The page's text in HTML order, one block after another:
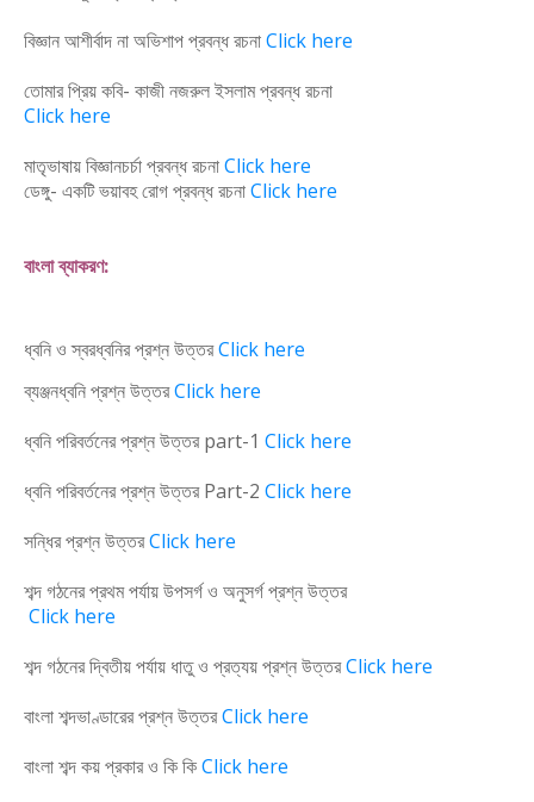
বিজ্ঞান আশীর্বাদ না অভিশাপ প্রবন্ধ রচনাClick here
তোমার প্রিয় কবি- কাজী নজরুল ইসলাম প্রবন্ধ রচনা
Click here
মাতৃভাষায় বিজ্ঞানচর্চা প্রবন্ধ রচনাClick here
ডেঙ্গু- একটি ভয়াবহ রোগ প্রবন্ধ রচনাClick here
বাংলা ব্যাকরণ:
ধ্বনি ও স্বরধ্বনির প্রশ্ন উত্তরClick here
ব্যঞ্জনধ্বনি প্রশ্ন উত্তরClick here
ধ্বনি পরিবর্তনের প্রশ্ন উত্তর part-1 Click here
ধ্বনি পরিবর্তনের প্রশ্ন উত্তর Part-2 Click here
সন্ধির প্রশ্ন উত্তরClick here
শব্দ গঠনের প্রথম পর্যায় উপসর্গ ও অনুসর্গ প্রশ্ন উত্তর
Click here
শব্দ গঠনের দ্বিতীয় পর্যায় ধাতু ও প্রত্যয় প্রশ্ন উত্তরClick here
বাংলা শব্দভাণ্ডারের প্রশ্ন উত্তরClick here
বাংলা শব্দ কয় প্রকার ও কি কিClick here